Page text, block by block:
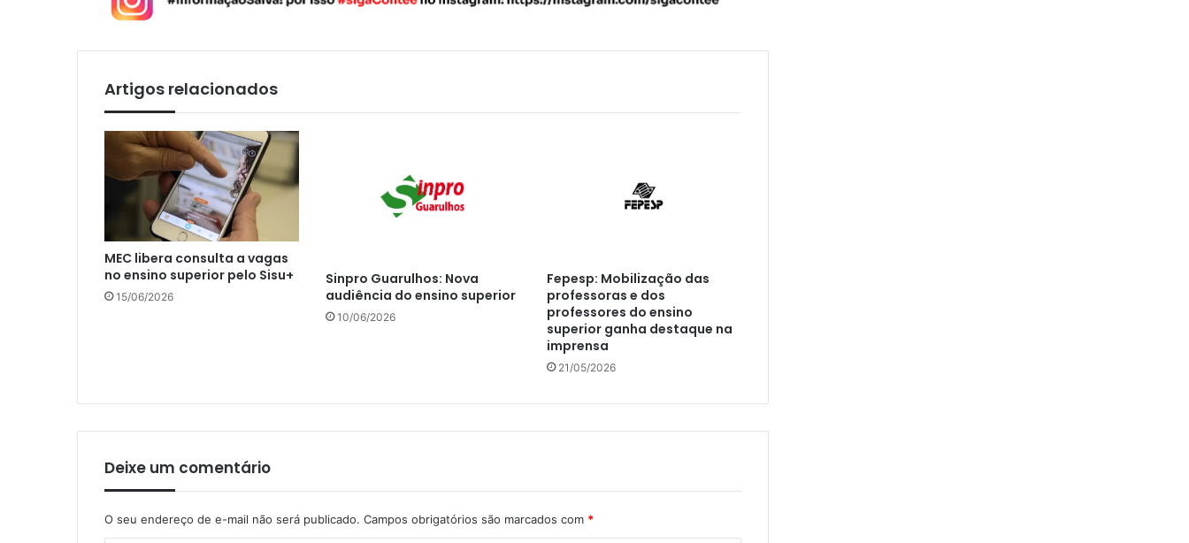
Artigos relacionados
MEC libera consulta a vagas
no ensino superior pelo Sisu+
15/06/2026
Sinpro Guarulhos: Nova
audiência do ensino superior
10/06/2026
Fepesp: Mobilização das
professoras e dos
professores do ensino
superior ganha destaque na
imprensa
21/05/2026
Deixe um comentário
O seu endereço de e-mail não será publicado. Campos obrigatórios são marcados com *